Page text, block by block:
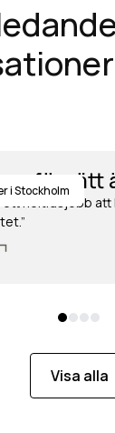
i Stockholm
för rätt
ett heltidsjobb
Visa alla